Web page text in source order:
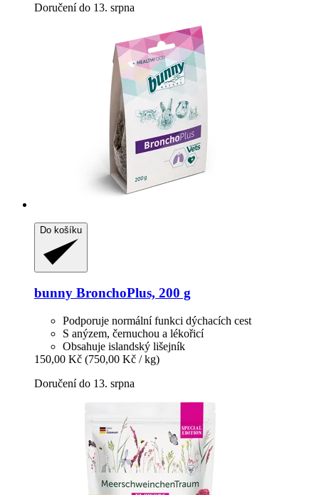
Doručení do 13. srpna
Do košíku
bunny BronchoPlus, 200 g
Podporuje normální funkci dýchacích cest
S anýzem, černuchou a lékořicí
Obsahuje islandský lišejník
150,00 Kč (750,00 Kč / kg)
Doručení do 13. srpna